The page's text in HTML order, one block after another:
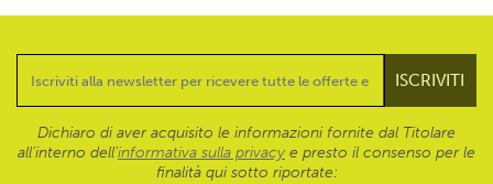
Dichiaro di aver acquisito le informazioni fornite dal Titolare
all’interno dell'informativa sulla privacy e presto il consenso per le
finalità qui sotto riportate: